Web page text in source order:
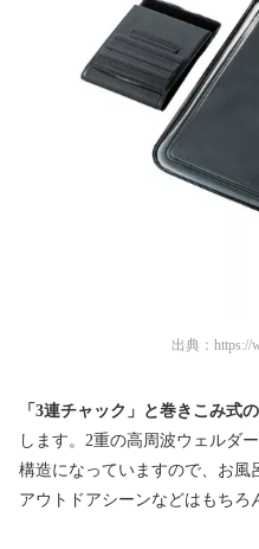
出典： https://
「3連チャック」と巻きこみ式
します。2重の高周波ウェルダ
構造になっていますので、お風
アウトドアシーンなどはもちろ